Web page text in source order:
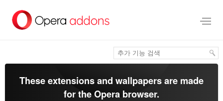
건
These extensions and wallpapers are made
for theOpera browser.